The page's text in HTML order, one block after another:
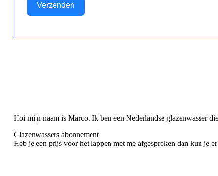
Hoi mijn naam is Marco. Ik ben een Nederlandse glazenwasser
Glazenwassers abonnement
Heb je een prijs voor het lappen met me afgesproken dan kun je
Verzenden